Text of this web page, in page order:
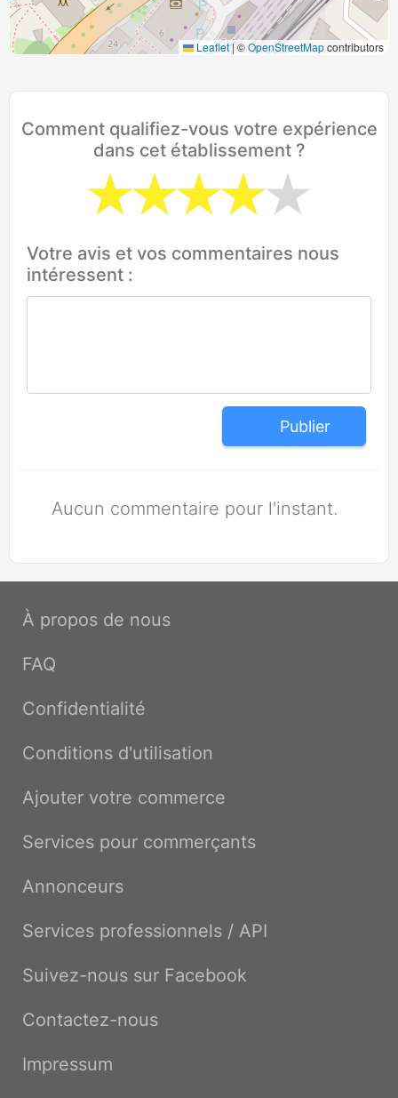
Leaflet | ©OpenStreetMapcontributors
Comment qualifiez-vous votre expérience
dans cet établissement ?
Votre avis et vos commentaires nous
intéressent :
Publier
Aucun commentaire pour l'instant.
À propos de nous
FAQ
Confidentialité
Conditions d'utilisation
Ajouter votre commerce
Services pour commerçants
Annonceurs
Services professionnels / API
Suivez-nous sur Facebook
Contactez-nous
Impressum